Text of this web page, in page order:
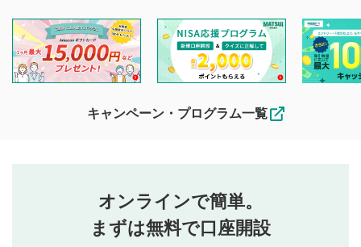
投稿するボタン
星で評価をすると投稿できます。（お名前とコメント
を目的として、各動画コンテンツに、評価およびコメントの
投稿ができます。利用者は以下の注意事項をご理解のうえ、
閲覧および投稿を行うものとしてください。
他の利用者が動画を視聴される際の参考になるコメントをお
待ちしております。
なお、投稿をもって、本注意事項に同意されたものとみなし
行ってください。
当社は、利用者同士、もしくは利用者と第三者間のトラ
ブルによって生じた損害に対して一切の責任を負いませ
キャンペーン・プログラム一覧
オンラインで簡単。
まずは無料で口座開設